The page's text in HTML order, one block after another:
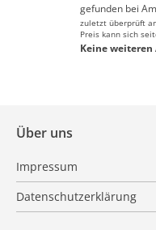
gefunden bei
zuletzt überprüft
Preis kann sich
Keine
Über uns
Impressum
Datenschutzerklärung